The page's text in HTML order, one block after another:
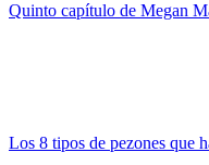
Quinto capítulo de Megan
Los 8 tipos de pezones que